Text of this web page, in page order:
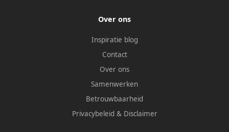
Over ons
Inspiratie blog
Contact
Over ons
Samenwerken
Betrouwbaarheid
Privacybeleid & Disclaimer